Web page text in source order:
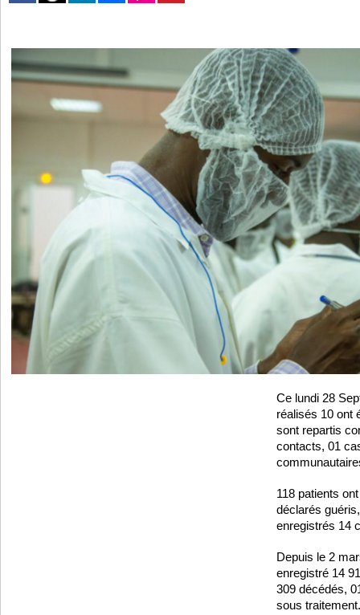
Ce lundi 28
réalisés 10 ont
sont repartis
contacts, 01
118 patients
déclarés
enregistrés 14
Depuis le 2
enregistré 14
309 décédés,
sous